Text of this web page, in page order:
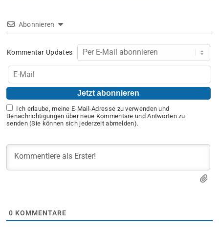
Abonnieren
Kommentar Updates
Ich erlaube, meine E-Mail-Adresse zu verwenden und
Benachrichtigungen über neue Kommentare und Antworten zu
senden (Sie können sich jederzeit abmelden).
0 KOMMENTARE